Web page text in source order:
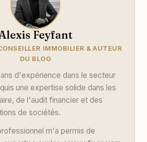
Feyfant
IMMOBILIER & AUTEUR
DU BLOG
d'expérience dans le secteur
une expertise solide dans les
de l'audit financier et des
de sociétés.
m'a permis de